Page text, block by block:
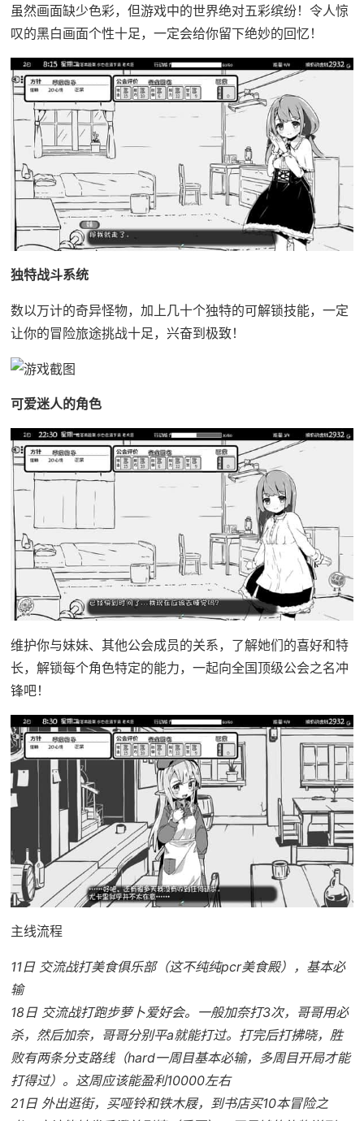
虽然画面缺少色彩，但游戏中的世界绝对五彩缤纷！令人惊
叹的黑白画面个性十足，一定会给你留下绝妙的回忆！
独特战斗系统
数以万计的奇异怪物，加上几十个独特的可解锁技能，一定
让你的冒险旅途挑战十足，兴奋到极致！
可爱迷人的角色
维护你与妹妹、其他公会成员的关系，了解她们的喜好和特
长，解锁每个角色特定的能力，一起向全国顶级公会之名冲
锋吧！
主线流程
11日 交流战打美食俱乐部（这不纯纯pcr美食殿），基本必
输
18日 交流战打跑步萝卜爱好会。一般加奈打3次，哥哥用必
杀，然后加奈，哥哥分别平a就能打过。打完后打拂晓，胜
败有两条分支路线（hard一周目基本必输，多周目开局才能
打得过）。这周应该能盈利10000左右
21日 外出逛街，买哑铃和铁木屐，到书店买10本冒险之